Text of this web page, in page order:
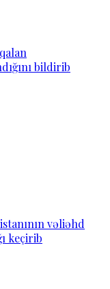
bildirib
vəliəhd
keçirib